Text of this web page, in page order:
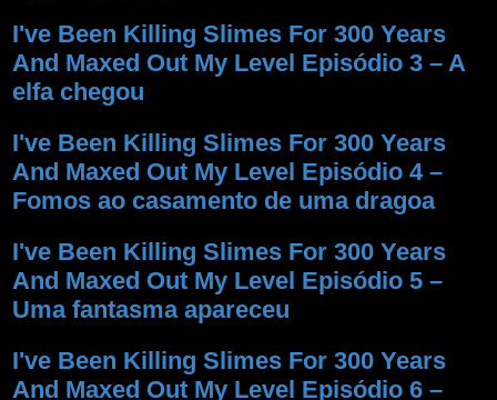
I've Been Killing Slimes For 300 Years
And Maxed Out My Level Episódio 3 – A
elfa chegou
I've Been Killing Slimes For 300 Years
And Maxed Out My Level Episódio 4 –
Fomos ao casamento de uma dragoa
I've Been Killing Slimes For 300 Years
And Maxed Out My Level Episódio 5 –
Uma fantasma apareceu
I've Been Killing Slimes For 300 Years
And Maxed Out My Level Episódio 6 –